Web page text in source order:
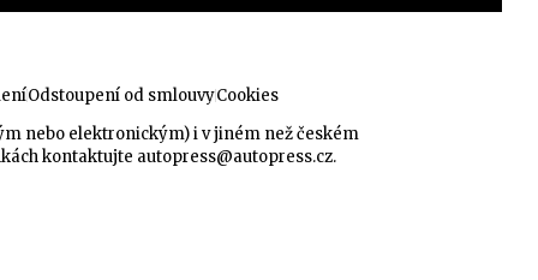
Odstoupení od smlouvyCookies
nebo elektronickým) i v jiném než českém
kontaktujte autopress@autopress.cz.